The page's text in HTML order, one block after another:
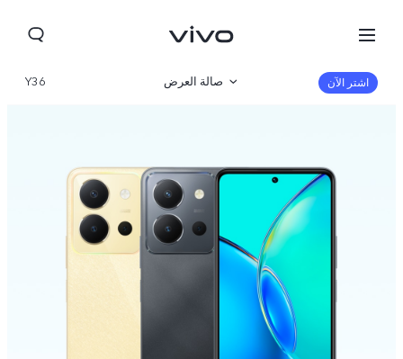
Y36 صالة العرض
مواصفات المنتج
اشتر الآن